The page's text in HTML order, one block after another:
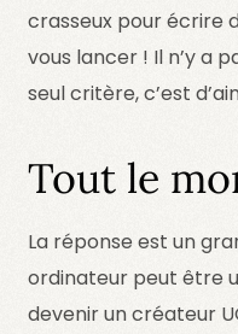
crasseux pour écrire
vous lancer ! Il n’y a
seul critère, c’est
Tout le
La réponse est un
ordinateur peut être
devenir un créateur